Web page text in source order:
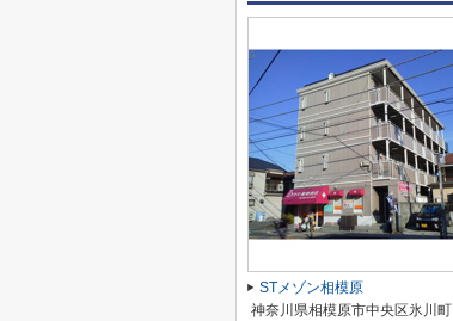
STメゾン相模原
神奈川県相模原市中央区氷川町